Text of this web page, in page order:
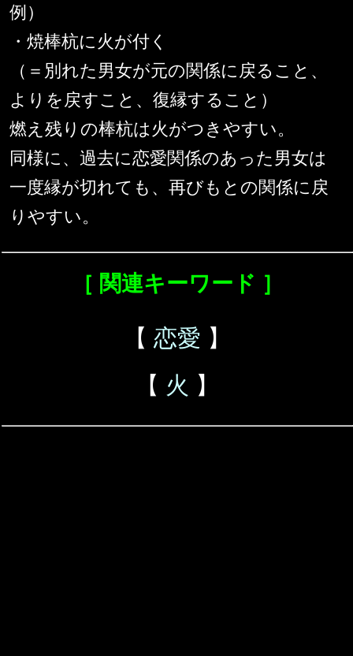
例）
・焼棒杭に火が付く
（＝別れた男女が元の関係に戻ること、
よりを戻すこと、復縁すること）
燃え残りの棒杭は火がつきやすい。
同様に、過去に恋愛関係のあった男女は
一度縁が切れても、再びもとの関係に戻
りやすい。
［ 関連キーワード ］
【 恋愛 】
【 火 】